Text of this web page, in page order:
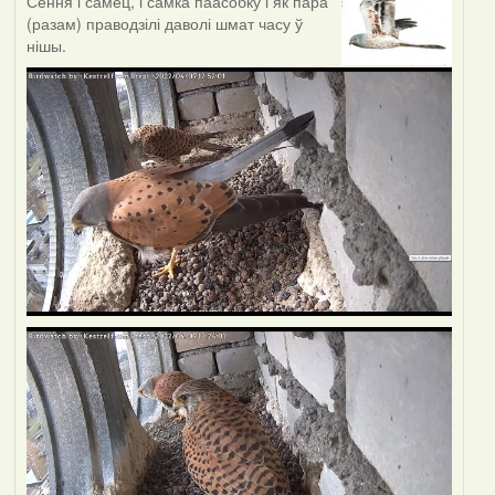
(разам) праводзілі даволі шмат часу ў
нішы.